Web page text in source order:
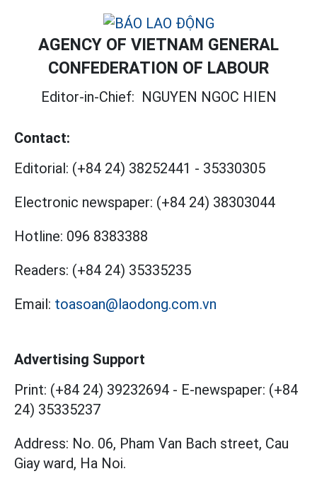
AGENCY OF VIETNAM GENERAL
CONFEDERATION OF LABOUR
Editor-in-Chief: NGUYEN NGOC HIEN
Contact:
Editorial: (+84 24) 38252441 - 35330305
Electronic newspaper: (+84 24) 38303044
Hotline: 096 8383388
Readers: (+84 24) 35335235
Email: toasoan@laodong.com.vn
Advertising Support
Print: (+84 24) 39232694 - E-newspaper: (+84
24) 35335237
Address: No. 06, Pham Van Bach street, Cau
Giay ward, Ha Noi.